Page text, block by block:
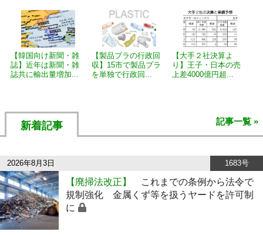
【韓国向け新聞・雑
誌】近年は新聞・雑
誌共に輸出量増加...
【製品プラの行政回
収】15市で製品プラ
を単独で行政回...
【大手２社決算よ
り】王子・日本の売
上差4000億円超...
新着記事 記事一覧 »
2026年8月3日 1683号
【廃掃法改正】
これまでの条例から法令で
規制強化 金属くず等を扱うヤードを許可制
に